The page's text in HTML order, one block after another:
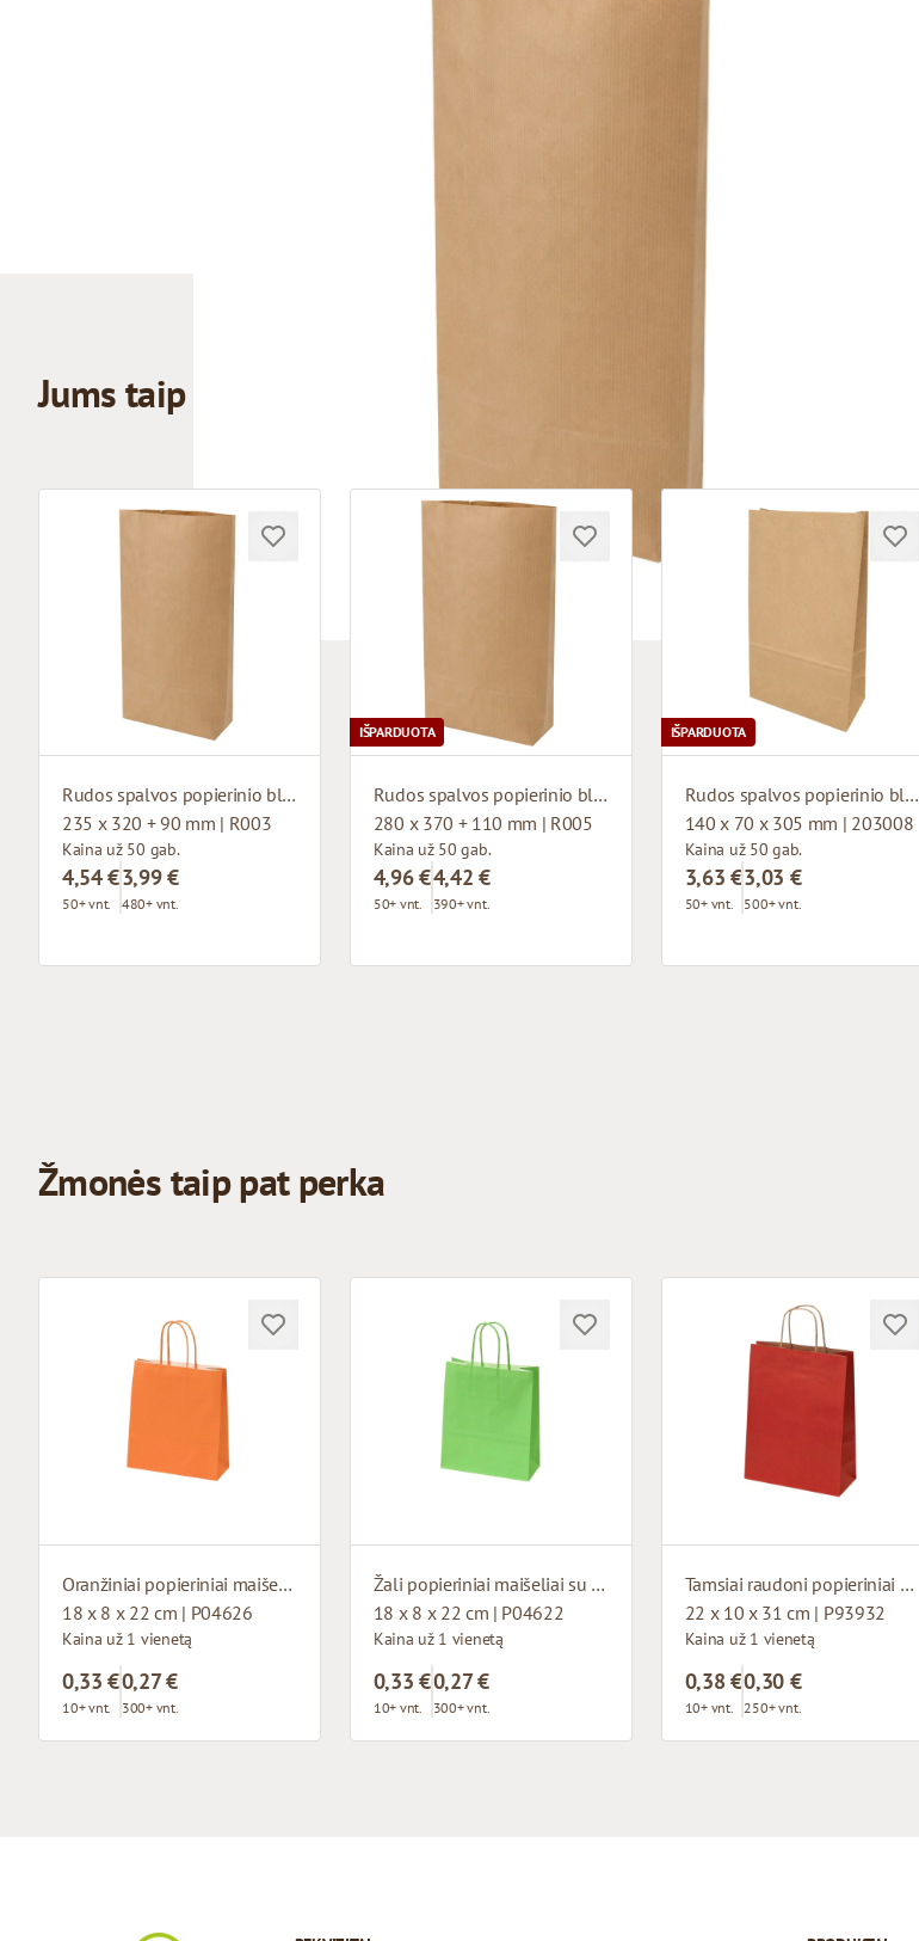
Jums taip pat gali patikti
Rudos spalvos popierinio bloko apatinis maišelis
235 x 320 + 90 mm | R003
Kaina už 50 gab.
4,54 €
50+ vnt.
3,99 €
480+ vnt.
IŠPARDUOTA
Rudos spalvos popierinio bloko apatinis maišelis
280 x 370 + 110 mm | R005
Kaina už 50 gab.
4,96 €
50+ vnt.
4,42 €
390+ vnt.
IŠPARDUOTA
Rudos spalvos popierinio bloko apatinis maišelis
140 x 70 x 305 mm | 203008
Kaina už 50 gab.
3,63 €
50+ vnt.
3,03 €
500+ vnt.
Žmonės taip pat perka
Oranžiniai popieriniai maišeliai su susuktomis rankenomis
18 x 8 x 22 cm | P04626
Kaina už 1 vienetą
0,33 €
10+ vnt.
0,27 €
300+ vnt.
Žali popieriniai maišeliai su susuktomis rankenomis
18 x 8 x 22 cm | P04622
Kaina už 1 vienetą
0,33 €
10+ vnt.
0,27 €
300+ vnt.
Tamsiai raudoni popieriniai maišeliai su susuktomis rankenomis
22 x 10 x 31 cm | P93932
Kaina už 1 vienetą
0,38 €
10+ vnt.
0,30 €
250+ vnt.